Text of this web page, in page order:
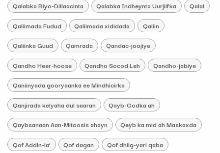
Qalabka Biyo-Dillaacinta Qalabka Indheynta Uurjiifka Qalal
Qaliimada Fudud Qaliimada xididada Qaliin
Qaliinka Guud Qamrada Qandac-joojiye
Qandho Heer-hoose Qandho Socod Leh Qandho-jabiye
Qaniinyada gooryaanka ee Mindhicirka
Qanjirada kelyaha dul saaran Qayb-Godka ah
Qaybsanaan Aan-Mitoosis ahayn Qeyb ka mid ah Maskaxda
Qof Addin-la’ Qof dagan Qof dhiig-yari qaba